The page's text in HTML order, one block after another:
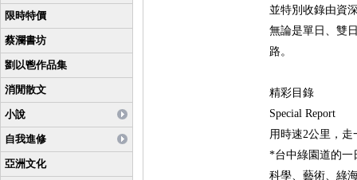
限時特價
蔡瀾書坊
劉以鬯作品集
消閒散文
小說
自我進修
亞洲文化
並特別收錄由資
無論是單日、雙
路。
精彩目錄
Special Report
用時速2公里，
*台中綠園道的一
科學、藝術、綠